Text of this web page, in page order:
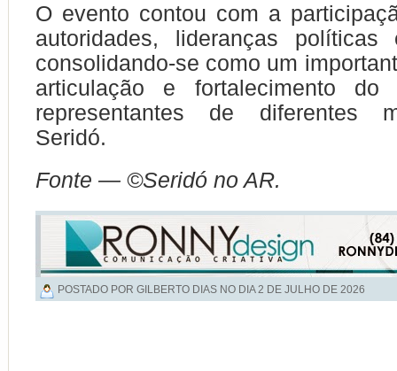
O evento contou com a
autoridades, lideranças políticas
consolidando-se como um
articulação e fortalecimento do
representantes de diferentes
Seridó.
Fonte — ©Seridó no AR.
POSTADO POR GILBERTO DIAS NO DIA2 DE JULHO DE 2026